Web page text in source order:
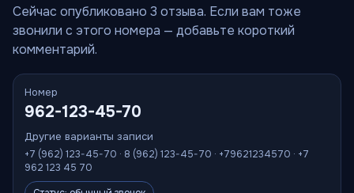
Сейчас опубликовано 3 отзыва. Если вам тоже
звонили с этого номера — добавьте короткий
комментарий.
Номер
962-123-45-70
Другие варианты записи
+7 (962) 123-45-70 · 8 (962) 123-45-70 · +79621234570 · +7
962 123 45 70